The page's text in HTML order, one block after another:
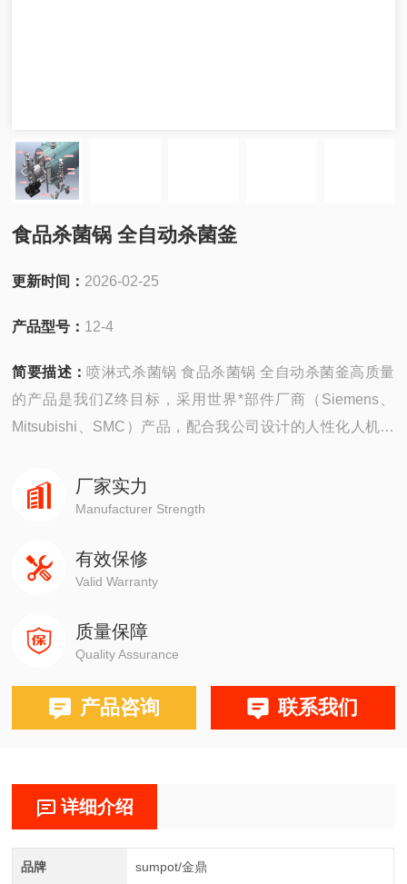
食品杀菌锅 全自动杀菌釜
更新时间： 2026-02-25
产品型号： 12-4
简要描述： 喷淋式杀菌锅 食品杀菌锅 全自动杀菌釜高质量
的产品是我们Z终目标，采用世界*部件厂商（Siemens、
Mitsubishi、SMC）产品，配合我公司设计的人性化人机界
式服务"是我公司提出的又一重要服务理念，二十四小时售
后，为您提供故障排除方案。
厂家实力
Manufacturer Strength
有效保修
Valid Warranty
质量保障
Quality Assurance
产品咨询 联系我们
详细介绍
品牌 sumpot/金鼎